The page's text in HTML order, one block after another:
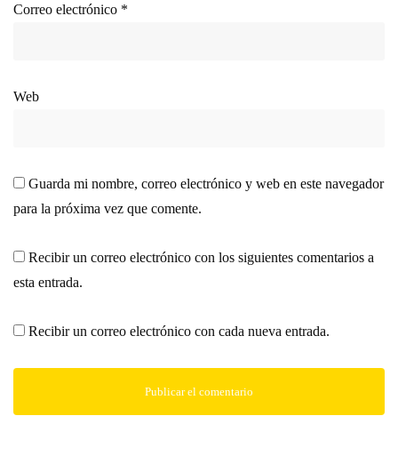
Correo electrónico *
Web
Guarda mi nombre, correo electrónico y web en este navegador
para la próxima vez que comente.
Recibir un correo electrónico con los siguientes comentarios a
esta entrada.
Recibir un correo electrónico con cada nueva entrada.